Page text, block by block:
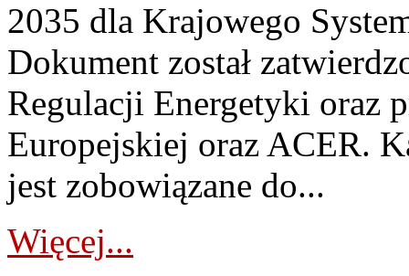
2035 dla Krajowego
Dokument został
Regulacji Energetyki oraz
Europejskiej oraz ACER.
jest zobowiązane do...
Więcej...